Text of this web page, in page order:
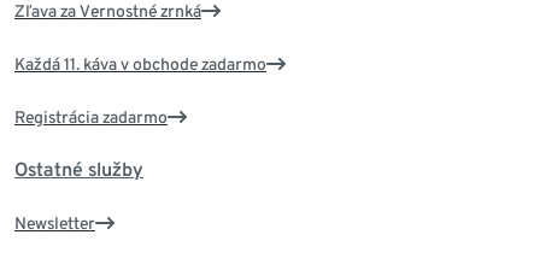
Zľava za Vernostné zrnká
Každá 11. káva v obchode zadarmo
Registrácia zadarmo
Ostatné služby
Newsletter